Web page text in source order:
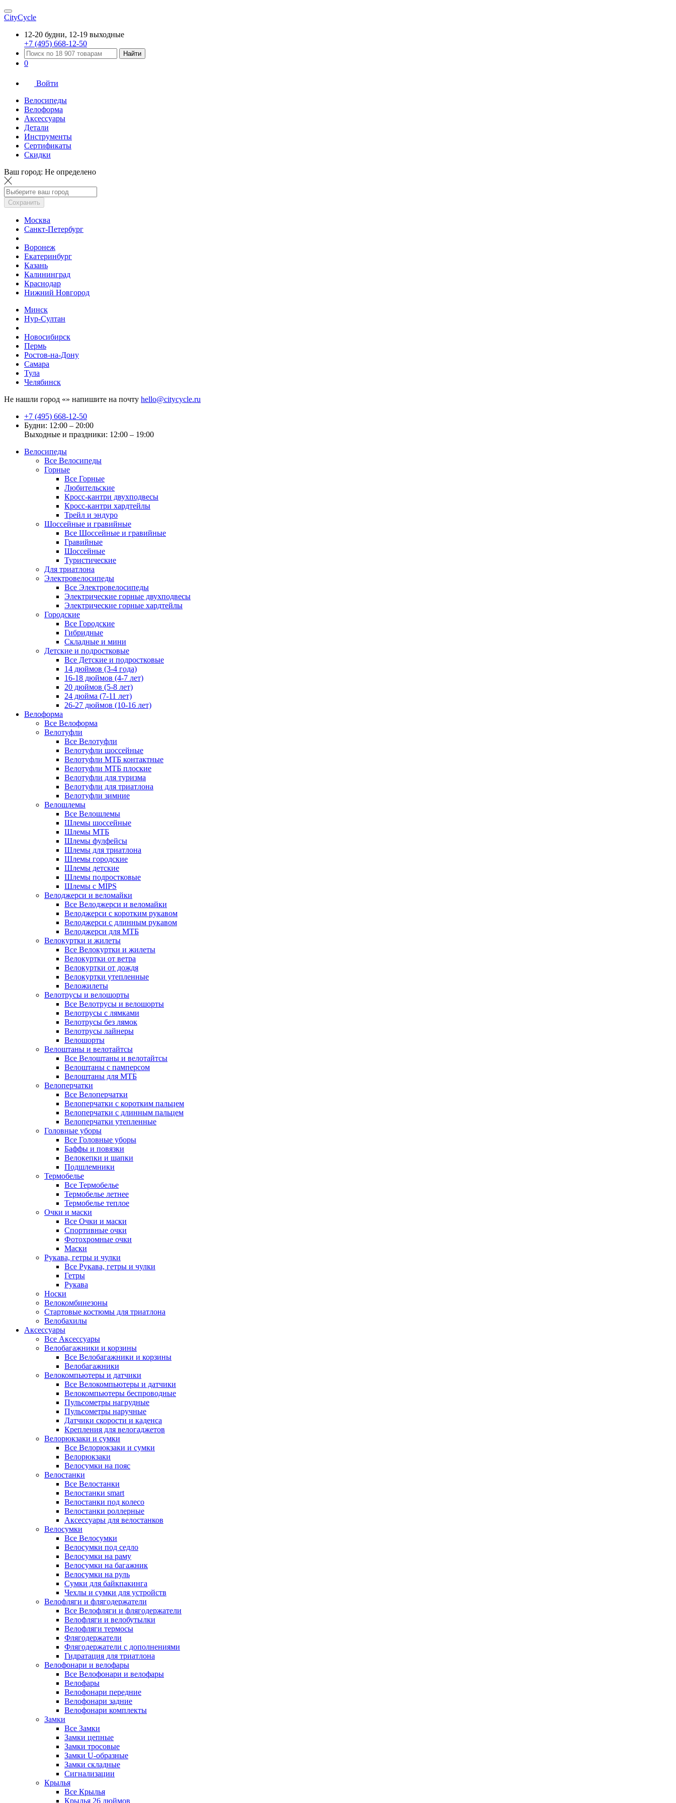
CityCycle
12-20 будни, 12-19 выходные
+7 (495) 668-12-50
Найти
0
Войти
Велосипеды
Велоформа
Аксессуары
Детали
Инструменты
Сертификаты
Скидки
Ваш город: Не определено
Сохранить
Москва
Санкт-Петербург
Воронеж
Екатеринбург
Казань
Калининград
Краснодар
Нижний Новгород
Минск
Нур-Султан
Новосибирск
Пермь
Ростов-на-Дону
Самара
Тула
Челябинск
Не нашли город «» напишите на почту hello@citycycle.ru
+7 (495) 668-12-50
Будни: 12:00 – 20:00
Выходные и праздники: 12:00 – 19:00
Велосипеды
Все Велосипеды
Горные
Все Горные
Любительские
Кросс-кантри двухподвесы
Кросс-кантри хардтейлы
Трейл и эндуро
Шоссейные и гравийные
Все Шоссейные и гравийные
Гравийные
Шоссейные
Туристические
Для триатлона
Электровелосипеды
Все Электровелосипеды
Электрические горные двухподвесы
Электрические горные хардтейлы
Городские
Все Городские
Гибридные
Складные и мини
Детские и подростковые
Все Детские и подростковые
14 дюймов (3-4 года)
16-18 дюймов (4-7 лет)
20 дюймов (5-8 лет)
24 дюйма (7-11 лет)
26-27 дюймов (10-16 лет)
Велоформа
Все Велоформа
Велотуфли
Все Велотуфли
Велотуфли шоссейные
Велотуфли МТБ контактные
Велотуфли МТБ плоские
Велотуфли для туризма
Велотуфли для триатлона
Велотуфли зимние
Велошлемы
Все Велошлемы
Шлемы шоссейные
Шлемы МТБ
Шлемы фулфейсы
Шлемы для триатлона
Шлемы городские
Шлемы детские
Шлемы подростковые
Шлемы с MIPS
Велоджерси и веломайки
Все Велоджерси и веломайки
Велоджерси с коротким рукавом
Велоджерси с длинным рукавом
Велоджерси для МТБ
Велокуртки и жилеты
Все Велокуртки и жилеты
Велокуртки от ветра
Велокуртки от дождя
Велокуртки утепленные
Веложилеты
Велотрусы и велошорты
Все Велотрусы и велошорты
Велотрусы с лямками
Велотрусы без лямок
Велотрусы лайнеры
Велошорты
Велоштаны и велотайтсы
Все Велоштаны и велотайтсы
Велоштаны с памперсом
Велоштаны для МТБ
Велоперчатки
Все Велоперчатки
Велоперчатки с коротким пальцем
Велоперчатки с длинным пальцем
Велоперчатки утепленные
Головные уборы
Все Головные уборы
Баффы и повязки
Велокепки и шапки
Подшлемники
Термобелье
Все Термобелье
Термобелье летнее
Термобелье теплое
Очки и маски
Все Очки и маски
Спортивные очки
Фотохромные очки
Маски
Рукава, гетры и чулки
Все Рукава, гетры и чулки
Гетры
Рукава
Носки
Велокомбинезоны
Стартовые костюмы для триатлона
Велобахилы
Аксессуары
Все Аксессуары
Велобагажники и корзины
Все Велобагажники и корзины
Велобагажники
Велокомпьютеры и датчики
Все Велокомпьютеры и датчики
Велокомпьютеры беспроводные
Пульсометры нагрудные
Пульсометры наручные
Датчики скорости и каденса
Крепления для велогаджетов
Велорюкзаки и сумки
Все Велорюкзаки и сумки
Велорюкзаки
Велосумки на пояс
Велостанки
Все Велостанки
Велостанки smart
Велостанки под колесо
Велостанки роллерные
Аксессуары для велостанков
Велосумки
Все Велосумки
Велосумки под седло
Велосумки на раму
Велосумки на багажник
Велосумки на руль
Сумки для байкпакинга
Чехлы и сумки для устройств
Велофляги и флягодержатели
Все Велофляги и флягодержатели
Велофляги и велобутылки
Велофляги термосы
Флягодержатели
Флягодержатели с дополнениями
Гидратация для триатлона
Велофонари и велофары
Все Велофонари и велофары
Велофары
Велофонари передние
Велофонари задние
Велофонари комплекты
Замки
Все Замки
Замки цепные
Замки тросовые
Замки U-образные
Замки складные
Сигнализации
Крылья
Все Крылья
Крылья 26 дюймов